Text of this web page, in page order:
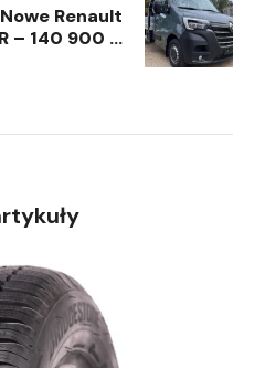
Renault
– 140 900 …